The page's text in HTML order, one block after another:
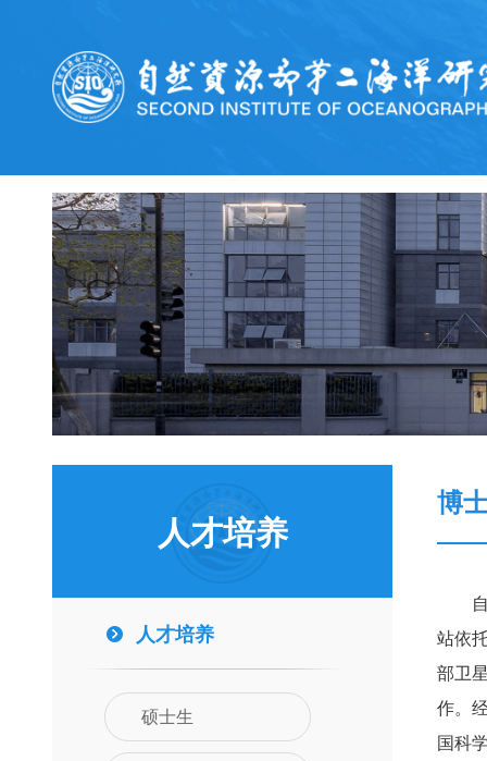
人才培养
人才培养
硕士生
博
站依
部卫
作。
国科